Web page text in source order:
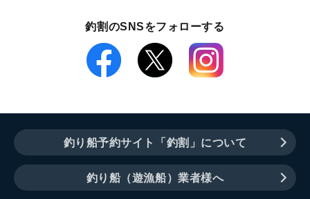
釣割のSNSをフォローする
釣り船予約サイト「釣割」について
釣り船（遊漁船）業者様へ